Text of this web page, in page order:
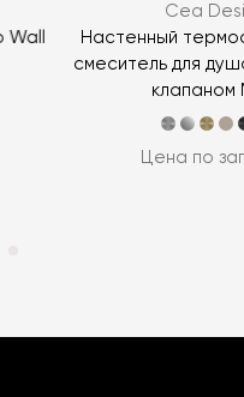
Cea
Настенный
смеситель для
клапаном
Цена по